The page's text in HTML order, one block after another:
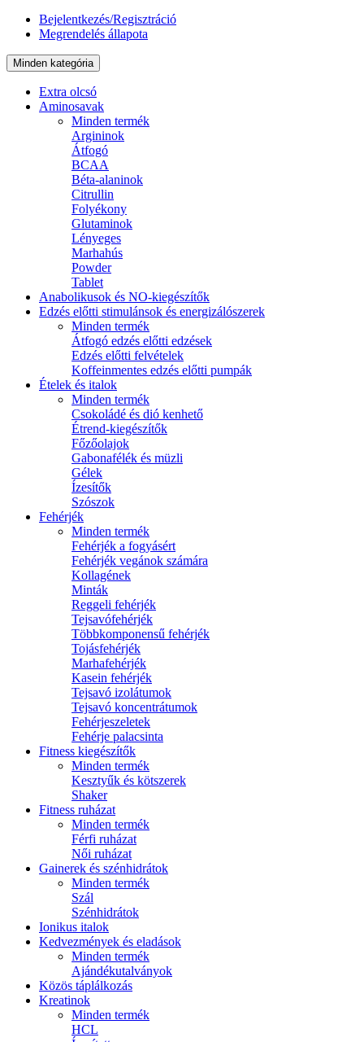
Bejelentkezés/Regisztráció
Megrendelés állapota
Minden kategória
Extra olcsó
Aminosavak
Minden termék
Argininok
Átfogó
BCAA
Béta-alaninok
Citrullin
Folyékony
Glutaminok
Lényeges
Marhahús
Powder
Tablet
Anabolikusok és NO-kiegészítők
Edzés előtti stimulánsok és energizálószerek
Minden termék
Átfogó edzés előtti edzések
Edzés előtti felvételek
Koffeinmentes edzés előtti pumpák
Ételek és italok
Minden termék
Csokoládé és dió kenhető
Étrend-kiegészítők
Főzőolajok
Gabonafélék és müzli
Gélek
Ízesítők
Szószok
Fehérjék
Minden termék
Fehérjék a fogyásért
Fehérjék vegánok számára
Kollagének
Minták
Reggeli fehérjék
Tejsavófehérjék
Többkomponensű fehérjék
Tojásfehérjék
Marhafehérjék
Kasein fehérjék
Tejsavó izolátumok
Tejsavó koncentrátumok
Fehérjeszeletek
Fehérje palacsinta
Fitness kiegészítők
Minden termék
Kesztyűk és kötszerek
Shaker
Fitness ruházat
Minden termék
Férfi ruházat
Női ruházat
Gainerek és szénhidrátok
Minden termék
Szál
Szénhidrátok
Ionikus italok
Kedvezmények és eladások
Minden termék
Ajándékutalványok
Közös táplálkozás
Kreatinok
Minden termék
HCL